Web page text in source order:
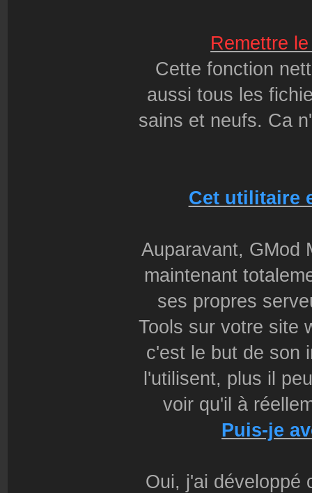
Remettre
Cette fonction
aussi tous les
sains et neufs. Ca
Cet utilitaire
Auparavant, GMod
maintenant
ses propres
Tools sur votre site
c'est le but de son
l'utilisent, plus il
voir qu'il à
Puis-je
Oui, j'ai développé